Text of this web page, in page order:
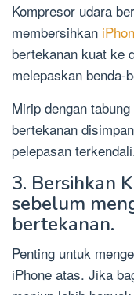
Kompresor udara
membersihkan
bertekanan kuat ke
melepaskan benda-
Mirip dengan
bertekanan
pelepasan
3. Bersihkan
sebelum
bertekanan.
Penting untuk
iPhone atas. Jika